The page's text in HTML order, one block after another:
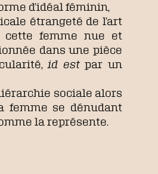
d’idéal féminin,
étrangeté de l’art
cette femme nue et
dans une pièce
id estpar un
sociale alors
femme se dénudant
la représente.